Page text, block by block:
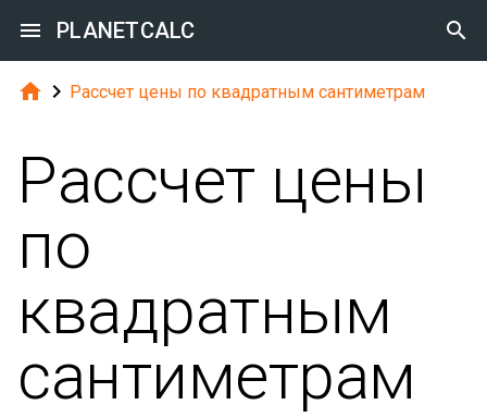
 PLANETCALC 
  Рассчет цены по квадратным сантиметрам
Рассчет цены
по
квадратным
сантиметрам